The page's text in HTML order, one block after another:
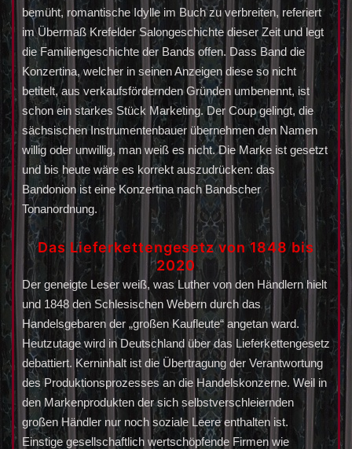
bemüht, romantische Idylle im Buch zu verbreiten, referiert
im Übermaß Krefelder Salongeschichte dieser Zeit und legt
die Familiengeschichte der Bands offen. Dass Band die
Konzertina, welcher in seinen Anzeigen diese so nicht
betitelt, aus verkaufsfördernden Gründen umbenennt, ist
schon ein starkes Stück Marketing. Der Coup gelingt, die
sächsischen Instrumentenbauer übernehmen den Namen
willig oder unwillig, man weiß es nicht. Die Marke ist gesetzt
und bis heute wäre es korrekt auszudrücken: das
Bandonion ist eine Konzertina nach Bandscher
Tonanordnung.
Das Lieferkettengesetzvon 1848 bis
2020
Der geneigte Leser weiß, was Luther von den Händlern hielt
und 1848 den Schlesischen Webern durch das
Handelsgebaren der „großen Kaufleute“ angetan ward.
Heutzutage wird in Deutschland über das Lieferkettengesetz
debattiert. Kerninhalt ist die Übertragung der Verantwortung
des Produktionsprozesses an die Handelskonzerne. Weil in
den Markenprodukten der sich selbstverschleiernden
großen Händler nur noch soziale Leere enthalten ist.
Einstige gesellschaftlich wertschöpfende Firmen wie